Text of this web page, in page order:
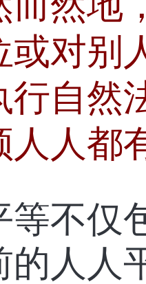
或对别
行自然
人人都
等不仅
的人人